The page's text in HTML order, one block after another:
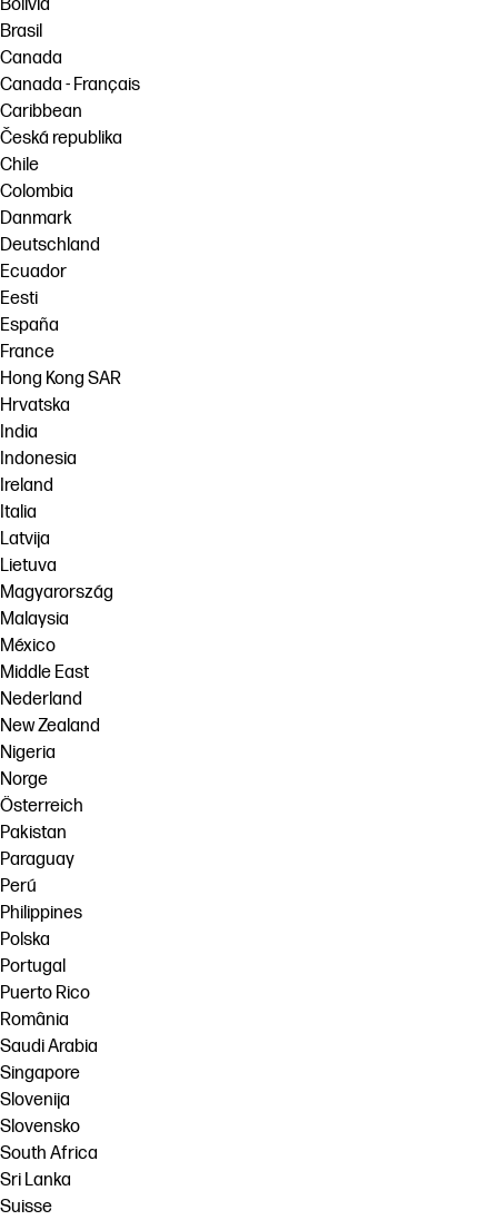
Bolivia
Brasil
Canada
Canada - Français
Caribbean
Česká republika
Chile
Colombia
Danmark
Deutschland
Ecuador
Eesti
España
France
Hong Kong SAR
Hrvatska
India
Indonesia
Ireland
Italia
Latvija
Lietuva
Magyarország
Malaysia
México
Middle East
Nederland
New Zealand
Nigeria
Norge
Österreich
Pakistan
Paraguay
Perú
Philippines
Polska
Portugal
Puerto Rico
România
Saudi Arabia
Singapore
Slovenija
Slovensko
South Africa
Sri Lanka
Suisse